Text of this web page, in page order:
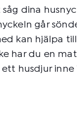
dina
går
kan hjälpa
har du en
husdjur inne